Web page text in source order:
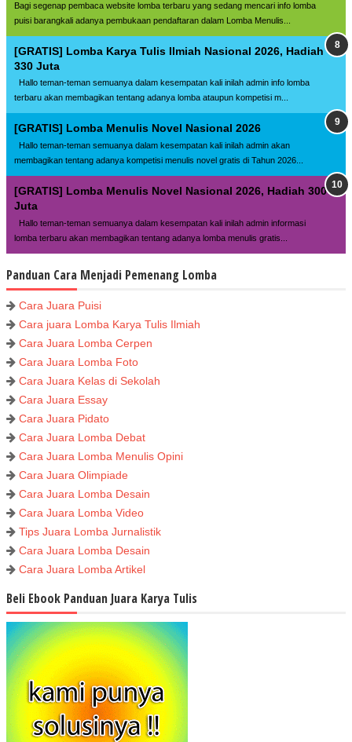
Bagi segenap pembaca website lomba terbaru yang sedang mencari info lomba
puisi barangkali adanya pembukaan pendaftaran dalam Lomba Menulis...
[GRATIS] Lomba Karya Tulis Ilmiah Nasional 2026, Hadiah
330 Juta
Hallo teman-teman semuanya dalam kesempatan kali inilah admin info lomba
terbaru akan membagikan tentang adanya lomba ataupun kompetisi m...
[GRATIS] Lomba Menulis Novel Nasional 2026
Hallo teman-teman semuanya dalam kesempatan kali inilah admin akan
membagikan tentang adanya kompetisi menulis novel gratis di Tahun 2026...
[GRATIS] Lomba Menulis Novel Nasional 2026, Hadiah 300
Juta
Hallo teman-teman semuanya dalam kesempatan kali inilah admin informasi
lomba terbaru akan membagikan tentang adanya lomba menulis gratis...
Panduan Cara Menjadi Pemenang Lomba
Cara Juara Puisi
Cara juara Lomba Karya Tulis Ilmiah
Cara Juara Lomba Cerpen
Cara Juara Lomba Foto
Cara Juara Kelas di Sekolah
Cara Juara Essay
Cara Juara Pidato
Cara Juara Lomba Debat
Cara Juara Lomba Menulis Opini
Cara Juara Olimpiade
Cara Juara Lomba Desain
Cara Juara Lomba Video
Tips Juara Lomba Jurnalistik
Cara Juara Lomba Desain
Cara Juara Lomba Artikel
Beli Ebook Panduan Juara Karya Tulis